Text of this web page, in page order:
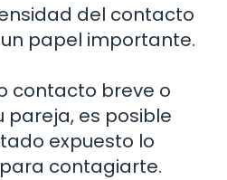
del contacto
papel importante.
contacto breve o
pareja, es posible
expuesto lo
contagiarte.